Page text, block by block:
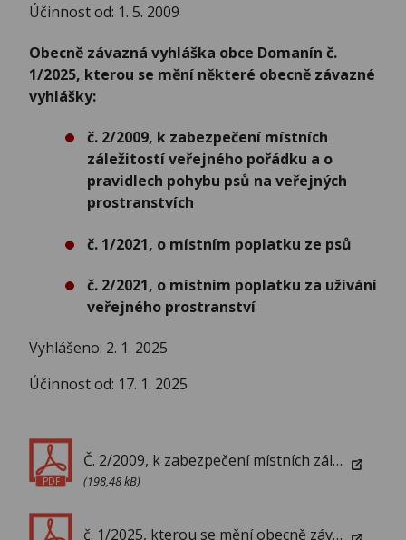
Účinnost od: 1. 5. 2009
Obecně závazná vyhláška obce Domanín č.
1/2025, kterou se mění některé obecně závazné
vyhlášky:
č. 2/2009, k zabezpečení místních
záležitostí veřejného pořádku a o
pravidlech pohybu psů na veřejných
prostranstvích
č. 1/2021, o místním poplatku ze psů
č. 2/2021, o místním poplatku za užívání
veřejného prostranství
Vyhlášeno: 2. 1. 2025
Účinnost od: 17. 1. 2025
Č. 2/2009, k zabezpečení místních záležitostí veřejného pořádku a o pravidlech pohybu psů na veřejných prostranstvích
(198,48 kB)
PDF
č. 1/2025, kterou se mění obecně závazné vyhlášky č. 2/2009, k zabezpečení místních záležitostí veřejného pořádku a o pravidlech pohybu psů na veřejných prostranstvích, č. 1/2021, o místním poplatku ze psů, č. 2/2021, o místním poplatku za užívání veřejného prostranství